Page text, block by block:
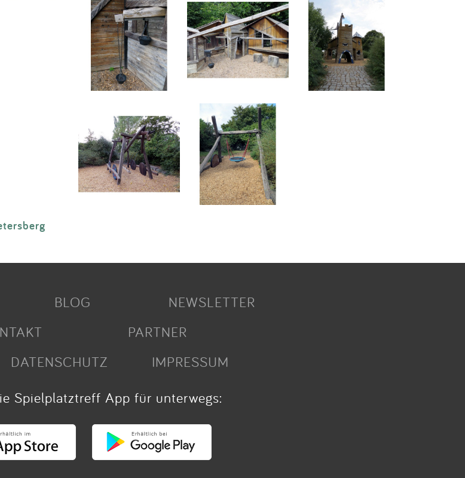
BLOG
NEWSLETTER
PARTNER
DATENSCHUTZ
IMPRESSUM
Spielplatztreff App für unterwegs: